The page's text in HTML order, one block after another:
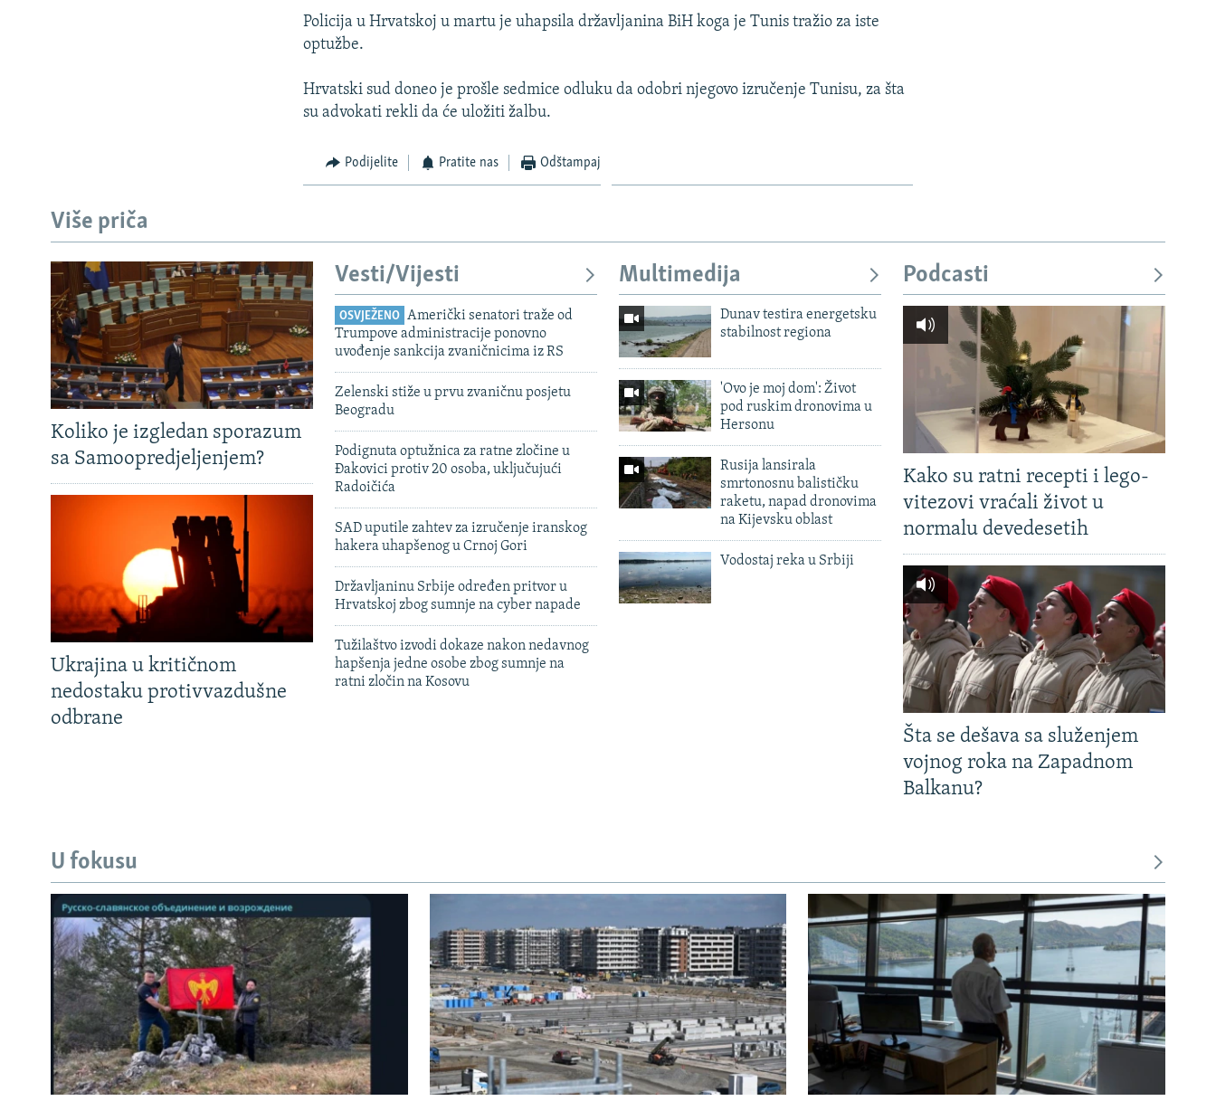
Policija u Hrvatskoj u martu je uhapsila državljanina BiH koga je Tunis tražio za iste
optužbe.
Hrvatski sud doneo je prošle sedmice odluku da odobri njegovo izručenje Tunisu, za šta
su advokati rekli da će uložiti žalbu.
Podijelite Pratite nas Odštampaj
Više priča
Koliko je izgledan sporazum
sa Samoopredjeljenjem?
Ukrajina u kritičnom
nedostaku protivvazdušne
odbrane
Vesti/Vijesti
OSVJEŽENO
Američki senatori traže od
Trumpove administracije ponovno
uvođenje sankcija zvaničnicima iz RS
Zelenski stiže u prvu zvaničnu posjetu
Beogradu
Podignuta optužnica za ratne zločine u
Đakovici protiv 20 osoba, uključujući
Radoičića
SAD uputile zahtev za izručenje iranskog
hakera uhapšenog u Crnoj Gori
Državljaninu Srbije određen pritvor u
Hrvatskoj zbog sumnje na cyber napade
Tužilaštvo izvodi dokaze nakon nedavnog
hapšenja jedne osobe zbog sumnje na
ratni zločin na Kosovu
Multimedija
Dunav testira energetsku
stabilnost regiona
'Ovo je moj dom': Život
pod ruskim dronovima u
Hersonu
Rusija lansirala
smrtonosnu balističku
raketu, napad dronovima
na Kijevsku oblast
Vodostaj reka u Srbiji
Podcasti
Kako su ratni recepti i lego-
vitezovi vraćali život u
normalu devedesetih
Šta se dešava sa služenjem
vojnog roka na Zapadnom
Balkanu?
U fokusu